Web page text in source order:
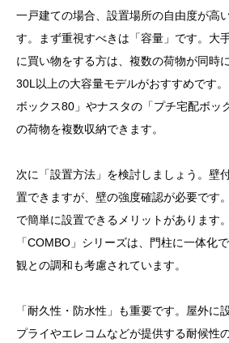
一戸建ての場合、設置場所の自由度が高
す。まず重視すべきは「容量」です。大
に買い物をする方は、複数の荷物が同時
30L以上の大容量モデルがおすすめです
ボックス80」やナスタの「プチ宅配ボッ
の荷物を複数収納できます。
次に「設置方法」を検討しましょう。壁
置できますが、壁の強度確認が必要です
で簡単に設置できるメリットがあります
「COMBO」シリーズは、門柱に一体化
観との調和も考慮されています。
「耐久性・防水性」も重要です。屋外に
プライやエレコムなどが提供する耐候性